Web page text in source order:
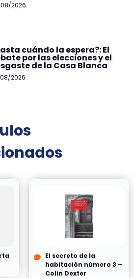
2026
cuándo la espera?: El
por las elecciones y el
de la Casa Blanca
2026
El secreto de la
habitación número 3 –
Colin Dexter